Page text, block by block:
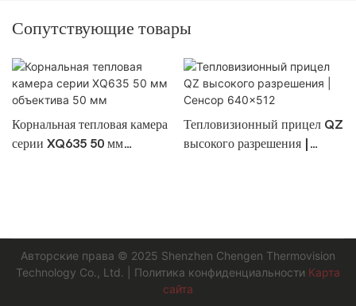
Сопутствующие товары
Корнальная тепловая камера
серии XQ635 50 мм
Тепловизионный прицел QZ
высокого разрешения |
Авторские права © 2025 Shenzhen Chengen Thermovision
Technology Co., Ltd.
Политика конфиденциальности Карта
сайта